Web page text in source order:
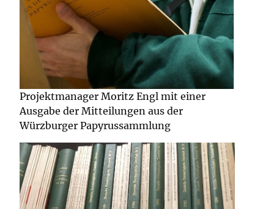
Projektmanager Moritz Engl mit einer
Ausgabe der Mitteilungen aus der
Würzburger Papyrussammlung